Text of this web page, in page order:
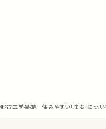
都市工学基礎 住みやすい「まち」につい